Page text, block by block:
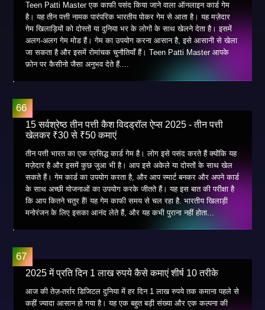
Teen Patti Master एक काफी पसंद किया जाने वाला ऑनलाइन कार्ड गेम
है। यह तीन पत्ती नामक पारंपरिक भारतीय पोकर गेम से आता है। यह मज़ेदार
गेम खिलाड़ियों को दोस्तों या दुनिया भर के लोगों के साथ खेलने देता है। इसमें
अलग-अलग गेम मोड हैं। गेम का उपयोग करना आसान है, इसे आसानी से खेला
जा सकता है और इसमें रोमांचक चुनौतियाँ हैं। Teen Patti Master आपके
फ़ोन पर कैसीनो जैसा अनुभव देते हैं....
15 सर्वश्रेष्ठ तीन पत्ती कैश विदड्रॉल ऐप्स 2025 - तीन पत्ती
खेलकर ₹30 से ₹50 कमाएं
तीन पत्ती भारत का एक प्रसिद्ध कार्ड गेम है। लोग इसे पसंद करते हैं क्योंकि यह
मज़ेदार है और इसमें कुछ जुआ भी है। आप इसे अकेले या दोस्तों के साथ खेल
सकते हैं। गेम कार्ड का उपयोग करता है, और आप स्मार्ट बनकर और अपने कार्ड
के साथ अच्छी योजनाओं का उपयोग करके जीतते हैं। यह इस बात की परीक्षा है
कि आप कितने चतुर हैं! यह गेम काफी समय से चल रहा है. भारतीय खिलाड़ी
मनोरंजन के लिए इसका आनंद लेते हैं, और यह कभी पुराना नहीं होता...
2025 में प्रति दिन 1 लाख रुपये कैसे कमाएं शीर्ष 10 तरीके
आज की तेज़-तर्रार डिजिटल दुनिया में हर दिन 1 लाख रुपये तक कमाना पहले से
कहीं ज्यादा आसान हो गया है। यह एक बहुत बड़ी संख्या और एक कल्पना की